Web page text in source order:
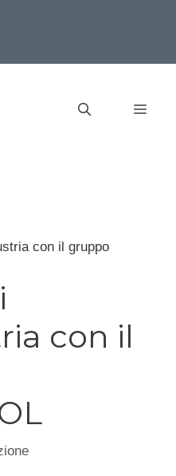
con il gruppo
con il